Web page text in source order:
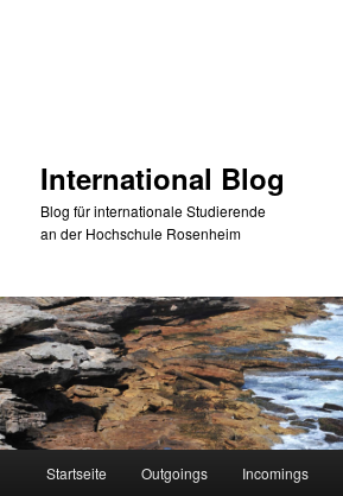
International Blog
Blog für internationale Studierende
an der Hochschule Rosenheim
Startseite Outgoings Incomings